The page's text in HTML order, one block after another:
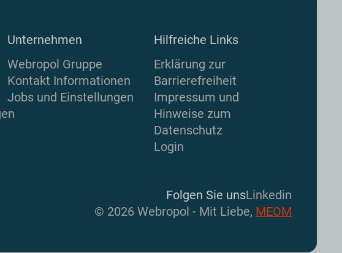
Unternehmen
Webropol Gruppe
Kontakt Informationen
Jobs und Einstellungen
Hilfreiche Links
Erklärung zur
Barrierefreiheit
Impressum und
Hinweise zum
Datenschutz
Login
Folgen Sie unsLinkedin
© 2026 Webropol - Mit Liebe, MEOM